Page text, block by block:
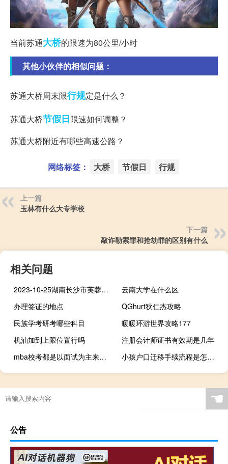
当前苏通大桥的限速为80公里/小时
其他小伙伴的相似问题：
苏通大桥周末限行规定是什么？
苏通大桥节假日限速如何调整？
苏通大桥附近有哪些高速公路？
网络标签： 大桥 节假日 行规
上一篇
玉林有什么大专学校
下一篇
敲诈勒索罪和抢劫罪的区别有什么
相关问题
2023-10-25湖南长沙市芙蓉区(鹿茸菇)的报价是多少
云南大学在什么区
办理签证的地点
QGhurt狄仁杰攻略
民族学考研考哪些科目
暖暖环游世界攻略177
机油加到上限位置行吗
注册会计师证书有效期是几年
mba校考都是以面试为主来决定结果吗
小孩户口迁移手续流程是怎样的
☚
公告